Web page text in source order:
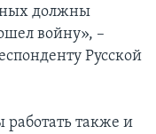
должны
войну», –
Русской
работать также и